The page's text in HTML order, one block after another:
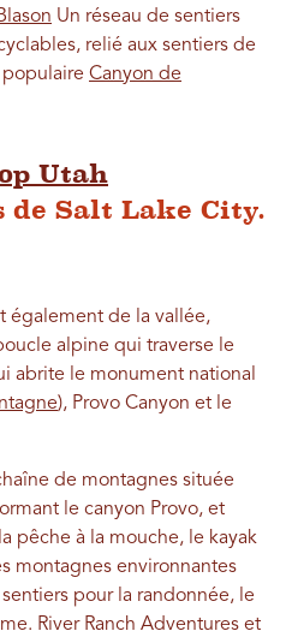
Un réseau de sentiers
relié aux sentiers de
populaire Canyon de
Utah
de Salt Lake City.
également de la vallée,
alpine qui traverse le
abrite le monument national
), Provo Canyon et le
de montagnes située
le canyon Provo, et
pêche à la mouche, le kayak
montagnes environnantes
pour la randonnée, le
River Ranch Adventures et